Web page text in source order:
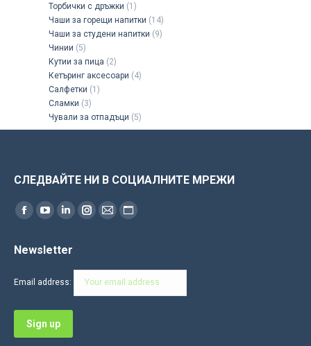
Торбички с дръжки (1)
Чаши за горещи напитки (14)
Чаши за студени напитки (9)
Чинии (5)
Кутии за пица (2)
Кетъринг аксесоари (4)
Салфетки (1)
Сламки (3)
Чували за отпадъци (5)
СЛЕДВАЙТЕ НИ В СОЦИАЛНИТЕ МРЕЖИ
Find us on:
Facebook
opens
window
YouTube
opens
window
Linkedin
opens
window
Instagram
in
Mail
in
Website
in
Newsletter
Email address: